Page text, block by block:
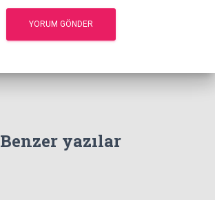
Benzer yazılar